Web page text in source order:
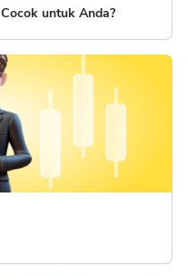
untuk Anda?